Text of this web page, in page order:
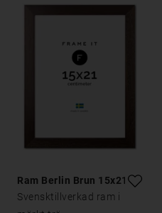
Ram Berlin Brun 15x21
Svensktillverkad ram i